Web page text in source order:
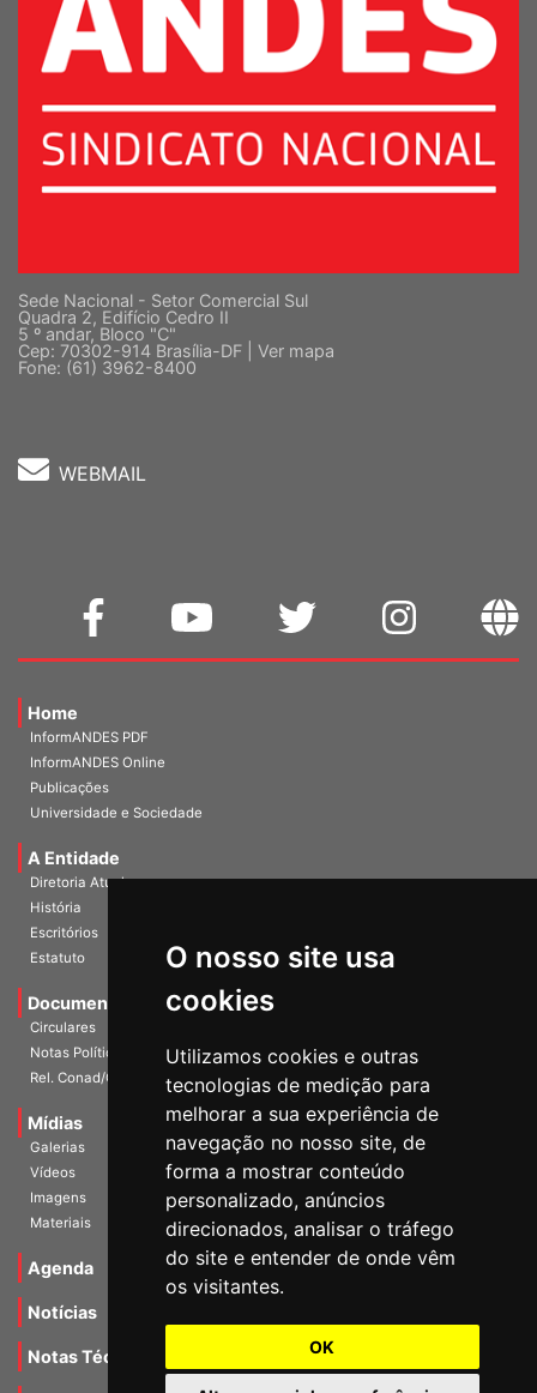
O nosso site usa
cookies
Utilizamos cookies e outras
tecnologias de medição para
melhorar a sua experiência de
navegação no nosso site, de
forma a mostrar conteúdo
personalizado, anúncios
direcionados, analisar o tráfego
do site e entender de onde vêm
os visitantes.
OK
Sede Nacional - Setor Comercial Sul
Quadra 2, Edifício Cedro II
5 º andar, Bloco "C"
Cep: 70302-914 Brasília-DF | Ver mapa
Fone: (61) 3962-8400
WEBMAIL
Home
InformANDES PDF
InformANDES Online
Publicações
Universidade e Sociedade
A Entidade
Diretoria Atual
História
Escritórios
Estatuto
Documentos
Circulares
Notas Políticas
Rel. Conad/Congresso
Mídias
Galerias
Vídeos
Imagens
Materiais
Agenda
Notícias
Notas Técnicas